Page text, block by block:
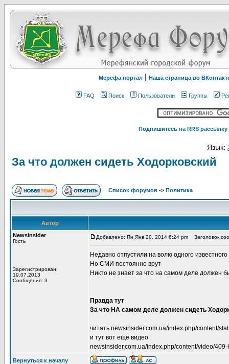
Мерефа портал Наша страница во
FAQ Поиск Пользователи Группы
Подпишитесь на RRS
Язык:
За что должен сидеть Ходорковский
Список форумов -> Политика
Автор
Newsinsider
Гость
Зарегистрирован:
19.07.2013
Сообщения: 3
Добавлено: Пн Янв 20, 2014 6:24 pm Заголовок
Недавно отпустили на волю одного
Но СМИ постоянно врут
Никто не знает за что на самом деле должен
Правда тут
За что НА самом деле должен сидеть
читать newsinsider.com.ua/index.php/content/
и тут вот ещё видео
newsinsider.com.ua/index.php/content/video/
Вернуться к началу